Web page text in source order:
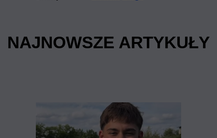
NAJNOWSZE ARTYKUŁY